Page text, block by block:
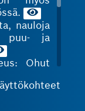
nauloja
puu- ja
Ohut